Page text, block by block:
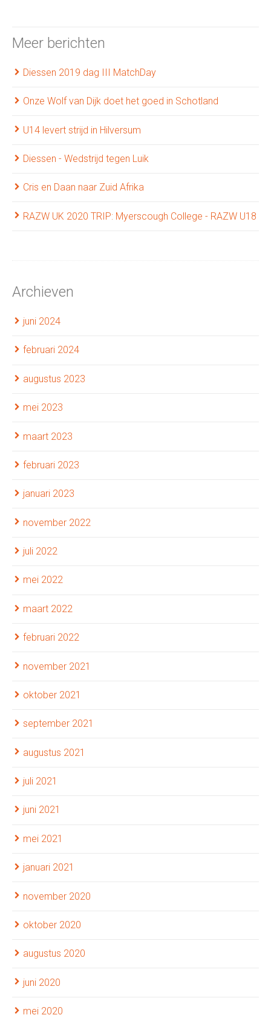
Meer berichten
Diessen 2019 dag III MatchDay
Onze Wolf van Dijk doet het goed in Schotland
U14 levert strijd in Hilversum
Diessen - Wedstrijd tegen Luik
Cris en Daan naar Zuid Afrika
RAZW UK 2020 TRIP: Myerscough College - RAZW U18
Archieven
juni 2024
februari 2024
augustus 2023
mei 2023
maart 2023
februari 2023
januari 2023
november 2022
juli 2022
mei 2022
maart 2022
februari 2022
november 2021
oktober 2021
september 2021
augustus 2021
juli 2021
juni 2021
mei 2021
januari 2021
november 2020
oktober 2020
augustus 2020
juni 2020
mei 2020